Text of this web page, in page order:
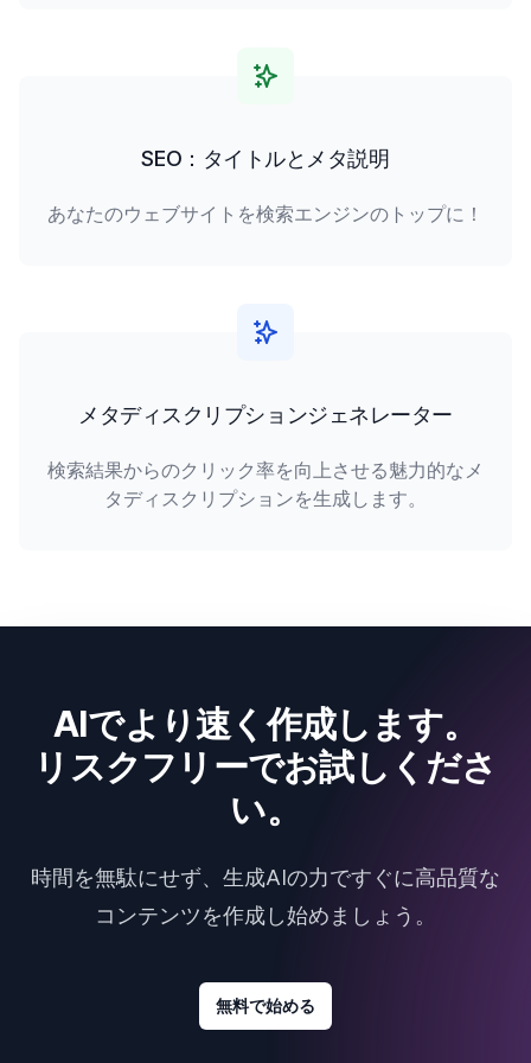
SEO：タイトルとメタ説明
あなたのウェブサイトを検索エンジンのトップに！
メタディスクリプションジェネレーター
検索結果からのクリック率を向上させる魅力的なメ
タディスクリプションを生成します。
AIでより速く作成します。
リスクフリーでお試しくださ
い。
時間を無駄にせず、生成AIの力ですぐに高品質な
コンテンツを作成し始めましょう。
無料で始める